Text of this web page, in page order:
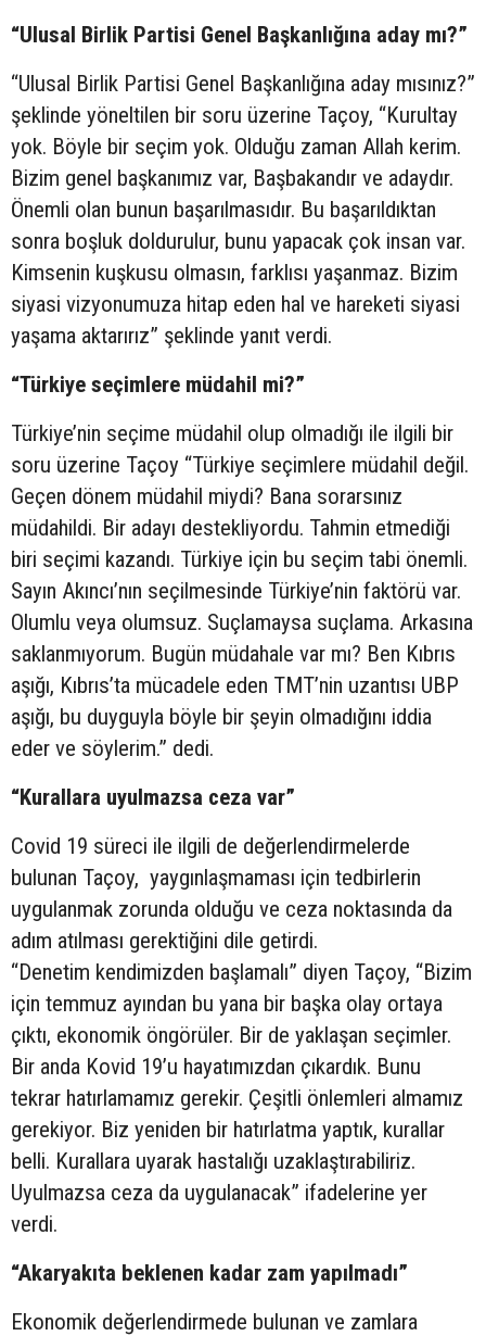
“Ulusal Birlik Partisi Genel Başkanlığına aday mı?”
“Ulusal Birlik Partisi Genel Başkanlığına aday mısınız?”
şeklinde yöneltilen bir soru üzerine Taçoy, “Kurultay
yok. Böyle bir seçim yok. Olduğu zaman Allah kerim.
Bizim genel başkanımız var, Başbakandır ve adaydır.
Önemli olan bunun başarılmasıdır. Bu başarıldıktan
sonra boşluk doldurulur, bunu yapacak çok insan var.
Kimsenin kuşkusu olmasın, farklısı yaşanmaz. Bizim
siyasi vizyonumuza hitap eden hal ve hareketi siyasi
yaşama aktarırız” şeklinde yanıt verdi.
“Türkiye seçimlere müdahil mi?”
Türkiye’nin seçime müdahil olup olmadığı ile ilgili bir
soru üzerine Taçoy “Türkiye seçimlere müdahil değil.
Geçen dönem müdahil miydi? Bana sorarsınız
müdahildi. Bir adayı destekliyordu. Tahmin etmediği
biri seçimi kazandı. Türkiye için bu seçim tabi önemli.
Sayın Akıncı’nın seçilmesinde Türkiye’nin faktörü var.
Olumlu veya olumsuz. Suçlamaysa suçlama. Arkasına
saklanmıyorum. Bugün müdahale var mı? Ben Kıbrıs
aşığı, Kıbrıs’ta mücadele eden TMT’nin uzantısı UBP
aşığı, bu duyguyla böyle bir şeyin olmadığını iddia
eder ve söylerim.” dedi.
“Kurallara uyulmazsa ceza var”
Covid 19 süreci ile ilgili de değerlendirmelerde
bulunan Taçoy, yaygınlaşmaması için tedbirlerin
uygulanmak zorunda olduğu ve ceza noktasında da
adım atılması gerektiğini dile getirdi.
“Denetim kendimizden başlamalı” diyen Taçoy, “Bizim
için temmuz ayından bu yana bir başka olay ortaya
çıktı, ekonomik öngörüler. Bir de yaklaşan seçimler.
Bir anda Kovid 19’u hayatımızdan çıkardık. Bunu
tekrar hatırlamamız gerekir. Çeşitli önlemleri almamız
gerekiyor. Biz yeniden bir hatırlatma yaptık, kurallar
belli. Kurallara uyarak hastalığı uzaklaştırabiliriz.
Uyulmazsa ceza da uygulanacak” ifadelerine yer
verdi.
“Akaryakıta beklenen kadar zam yapılmadı”
Ekonomik değerlendirmede bulunan ve zamlara